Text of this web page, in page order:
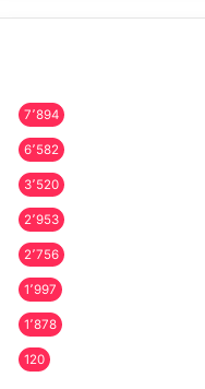
7٬894
6٬582
3٬520
2٬953
2٬756
1٬997
1٬878
120